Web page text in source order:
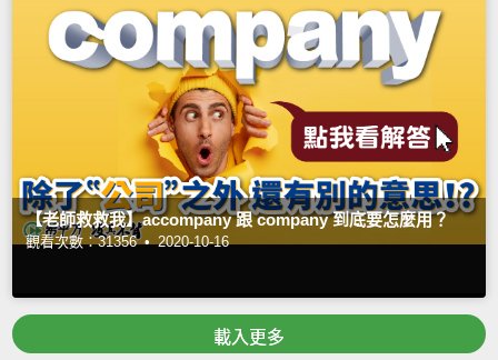
【老師救救我】accompany 跟 company 到底要怎麼用？
觀看次數：31356 • 2020-10-16
載入更多